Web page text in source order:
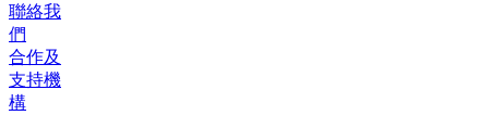
聯絡我
們
合作及
支持機
構